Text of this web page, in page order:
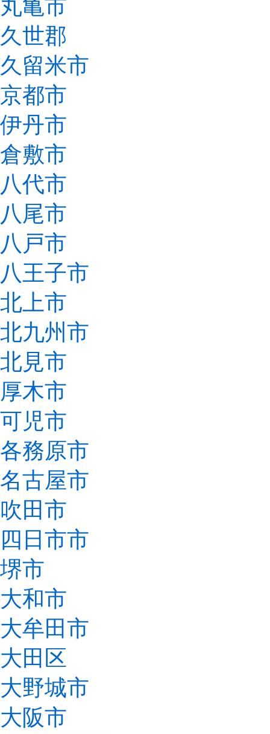
丸亀市
久世郡
久留米市
京都市
伊丹市
倉敷市
八代市
八尾市
八戸市
八王子市
北上市
北九州市
北見市
厚木市
可児市
各務原市
名古屋市
吹田市
四日市市
堺市
大和市
大牟田市
大田区
大野城市
大阪市